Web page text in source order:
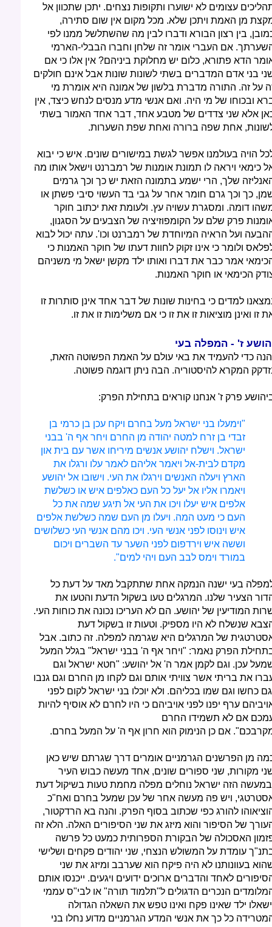
עצומים לא ישוערו ותקופות נצחים. יתכן שתכוון אל
מן האמת ויתכן שלא. מכל מקום אין שום סתירה,
בין רצון הבורא ודברו לבין מה שהשתלשל ממנו לפי
אם העברי אומר זה שלחן וחברו הבבלי-הארמי
הדא פתורא, כלום יש מחלוקת ביניהם? אין אלו כי אם
בני אדם המדברים בשתי לשונות שונות אבל אינם חולקים
על זה. התורה מדברת בלשון של אמונה היא אומרת מי
ובכוחו של מי היה. ואם אנשי מדע מנסים לנחש כיצד, אין
אלא שני צדדים של מטבע אחד, דבר אחד האמור בשתי
אחת שפה ברורה ואחת שפת השערות.
הויה בעולמנו אפשר לגשת במישורים שונים. איש כי יבוא
כימאי ויראה לו תמונת אומנות של רמברנט וישאל אותו מה
שלך, הרי ישמע בתמונה הזאת יש כך וכך גרמים
כך וכך גרם חומר אחר על גבי בד העשוי סיבי פשתן או
דומה. ומסגרת עשויה עץ. ולעומת זאת יכתוב חוקר
פרק שלם על הקומפוזיציה של הצבעים על הסגנון,
ועל הראיה המיוחדת של רמברנט וכו'. עתה יכול לבוא
ולומר כי אינו זקוק לחוות דעתו של חוקר האמנות כי
אמר כבר את דברו ואותו ילד מקשן ישאל מי משניהם
הכימאי או חוקר האמנות.
למדים כי בחינות שונות של דבר אחד אינן סותרות זו
זו ואינן מוציאות זו את זו כי אם משלימות זו את זו.
ז' - המפלה בעי
כדי להעמיד את באי עולם על האמת הפשוטה הזאת,
המקרא להיסטוריה. הבה ניתן דוגמה פשוטה.
פרק ז' אנחנו קוראים בתחילת הפרק:
"וימעלו בני ישראל מעל בחרם ויקח עכן בן כרמי בן
זבדי בן זרח למטה יהודה מן החרם ויחר אף ה' בבני
ישראל. וישלח יהושע אנשים מיריחו אשר עם בית און
מקדם לבית-אל ויאמר אליהם לאמר עלו ורגלו את
הארץ ויעלה האנשים וירגלו את העי. וישובו אל יהושע
ויאמרו אליו אל יעל כל העם כאלפים איש או כשלשת
אלפים איש יעלו ויכו את העי אל תיגע שמה את כל
העם כי מעט המה. ויעלו מן העם שמה כשלשת אלפים
איש וינוסו לפני אנשי העי. ויכו מהם אנשי העי כשלושים
וששה איש וירדפום לפני השער עד השברים ויכום
במורד וימס לבב העם ויהי למים".
בעי ישנה הנמקה אחת שתתקבל מאד על דעת כל
הצעיר שלנו. המרגלים טעו בשקול הדעת והטעו את
המודיעין של יהושע. הם לא העריכו נכונה את כוחות העי.
שנשלח לא היו מספיק. וטעות זו בשקול דעת
של המרגלים היא שגרמה למפלה. זה כתוב. אבל
הפרק נאמר: "ויחר אף ה' בבני ישראל" בגלל המעל
עכן. וגם לקמן אמר ה' אל יהושע: "חטא ישראל וגם
את בריתי אשר צוויתי אותם וגם לקחו מן החרם וגם גנבו
כחשו וגם שמו בכליהם. ולא יוכלו בני ישראל לקום לפני
ערף יפנו לפני אויביהם כי היו לחרם לא אוסיף להיות
אם לא תשמידו החרם
אם כן הנימוק הוא חרון אף ה' על המעל בחרם.
מן הפרשנים הגרמניים אומרים דרך שגרתם שיש כאן
מקורות, שני ספורים שונים, אחד מעשה כבוש העיר
הזה ישראל נוחלים מפלה מחמת טעות בשיקול דעת
ויש פה מעשה אחר של עכן שמעל בחרם ואח"כ
להורג כפי שכתוב בסוף הפרק. והנה בא הרדקטור,
של הסיפור והוא מיזג את שני הסיפורים האלה. הלא זה
האסכולה של הבקורת הספרותית כמעט כל פרשה
עומדת על המשולש הנצחי, שני יהודים פקחים ושלישי
בעוונותנו לא היה פיקח הוא שערבב ומיזג את שני
לאחד והדברים ארוכים ידועים ויגעים. ייכנסו אותם
הנכרים הדגולים ל"תלמוד תורה" או לבי"ס עממי
ילד שאינו פקח ואינו טפש את השאלה הגדולה
כל כך את אנשי המדע הגרמניים מדוע נחלו בני